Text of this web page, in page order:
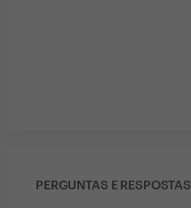
PERGUNTAS E RESPOSTAS